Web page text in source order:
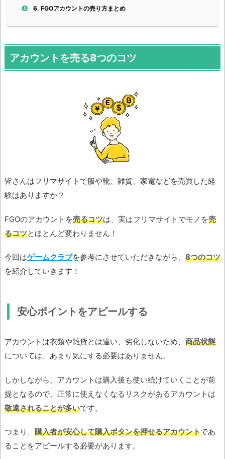
6. FGOアカウントの売り方まとめ
アカウントを売る8つのコツ
皆さんはフリマサイトで服や靴、雑貨、家電などを売買した経
験はありますか？
FGOのアカウントを売るコツは、実はフリマサイトでモノを売
るコツとほとんど変わりません！
今回はゲームクラブを参考にさせていただきながら、 8つのコツ
を紹介していきます！
安心ポイントをアピールする
アカウントは衣類や雑貨とは違い、劣化しないため、 商品状態
については、あまり気にする必要はありません。
しかしながら、アカウントは購入後も使い続けていくことが前
提となるので、正常に使えなくなるリスクがあるアカウントは
敬遠されることが多いです。
つまり、 購入者が安心して購入ボタンを押せるアカウントであ
ることをアピールする必要があります。